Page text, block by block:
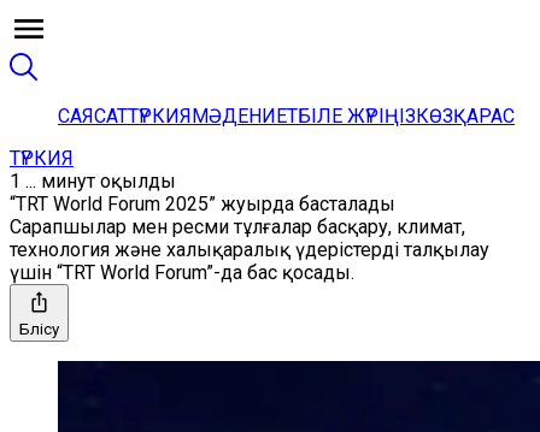
САЯСАТТҮРКИЯМӘДЕНИЕТБІЛЕ ЖҮРІҢІЗКӨЗҚАРАС
ТҮРКИЯ
1 ... минут оқылды
“TRT World Forum 2025” жуырда басталады
Сарапшылар мен ресми тұлғалар басқару, климат,
технология және халықаралық үдерістерді талқылау
үшін “TRT World Forum”-да бас қосады.
Бөлісу